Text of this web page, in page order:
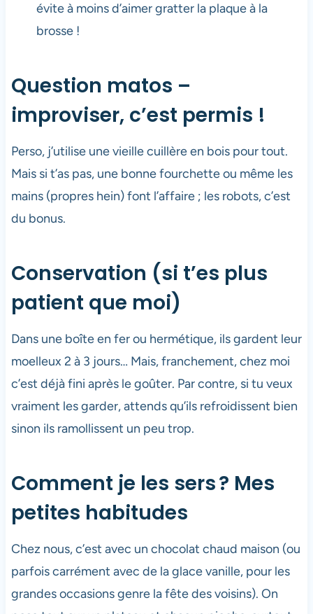
évite à moins d’aimer gratter la plaque à la
brosse !
Question matos –
improviser, c’est permis !
Perso, j’utilise une vieille cuillère en bois pour tout.
Mais si t’as pas, une bonne fourchette ou même les
mains (propres hein) font l’affaire ; les robots, c’est
du bonus.
Conservation (si t’es plus
patient que moi)
Dans une boîte en fer ou hermétique, ils gardent leur
moelleux 2 à 3 jours… Mais, franchement, chez moi
c’est déjà fini après le goûter. Par contre, si tu veux
vraiment les garder, attends qu’ils refroidissent bien
sinon ils ramollissent un peu trop.
Comment je les sers ? Mes
petites habitudes
Chez nous, c’est avec un chocolat chaud maison (ou
parfois carrément avec de la glace vanille, pour les
grandes occasions genre la fête des voisins). On